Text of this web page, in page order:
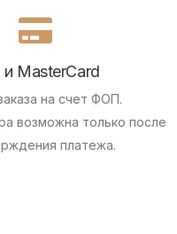
и MasterCard
на счет ФОП.
возможна только после
платежа.